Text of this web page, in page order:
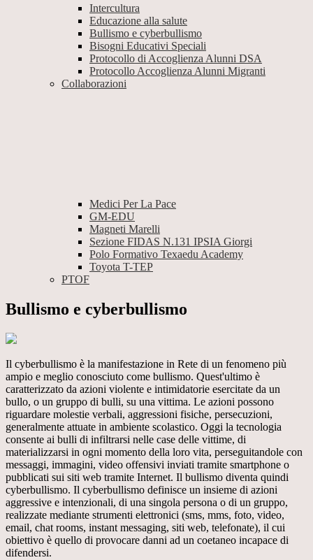
Intercultura
Educazione alla salute
Bullismo e cyberbullismo
Bisogni Educativi Speciali
Protocollo di Accoglienza Alunni DSA
Protocollo Accoglienza Alunni Migranti
Collaborazioni
Medici Per La Pace
GM-EDU
Magneti Marelli
Sezione FIDAS N.131 IPSIA Giorgi
Polo Formativo Texaedu Academy
Toyota T-TEP
PTOF
Bullismo e cyberbullismo
Il cyberbullismo è la manifestazione in Rete di un fenomeno più
ampio e meglio conosciuto come bullismo. Quest'ultimo è
caratterizzato da azioni violente e intimidatorie esercitate da un
bullo, o un gruppo di bulli, su una vittima. Le azioni possono
riguardare molestie verbali, aggressioni fisiche, persecuzioni,
generalmente attuate in ambiente scolastico. Oggi la tecnologia
consente ai bulli di infiltrarsi nelle case delle vittime, di
materializzarsi in ogni momento della loro vita, perseguitandole con
messaggi, immagini, video offensivi inviati tramite smartphone o
pubblicati sui siti web tramite Internet. Il bullismo diventa quindi
cyberbullismo. Il cyberbullismo definisce un insieme di azioni
aggressive e intenzionali, di una singola persona o di un gruppo,
realizzate mediante strumenti elettronici (sms, mms, foto, video,
email, chat rooms, instant messaging, siti web, telefonate), il cui
obiettivo è quello di provocare danni ad un coetaneo incapace di
difendersi.